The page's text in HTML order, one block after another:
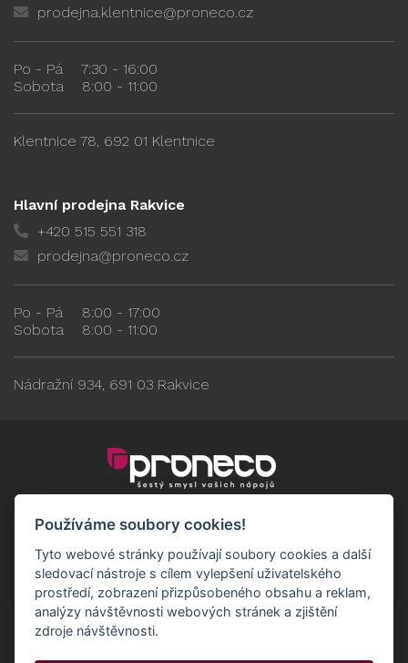
prodejna.klentnice@proneco.cz
Po - Pá
7:30 - 16:00
Sobota
8:00 - 11:00
Klentnice 78, 692 01 Klentnice
Hlavní prodejna Rakvice
+420 515 551 318
prodejna@proneco.cz
Po - Pá
8:00 - 17:00
Sobota
8:00 - 11:00
Nádražní 934, 691 03 Rakvice
Používáme soubory cookies!
Tyto webové stránky používají soubory cookies a další
sledovací nástroje s cílem vylepšení uživatelského
prostředí, zobrazení přizpůsobeného obsahu a reklam,
analýzy návštěvnosti webových stránek a zjištění
zdroje návštěvnosti.